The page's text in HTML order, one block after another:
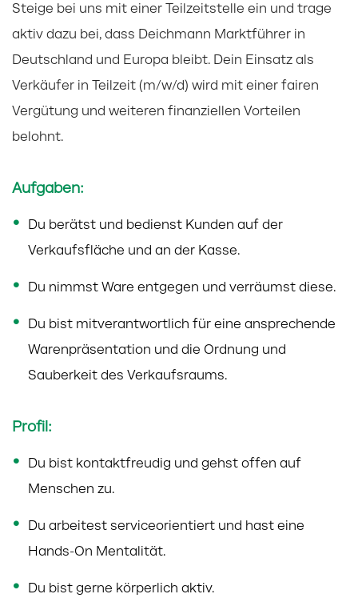
Steige bei uns mit einer Teilzeitstelle ein und trage
aktiv dazu bei, dass Deichmann Marktführer in
Deutschland und Europa bleibt. Dein Einsatz als
Verkäufer in Teilzeit (m/w/d) wird mit einer fairen
Vergütung und weiteren finanziellen Vorteilen
belohnt.
Aufgaben:
Du berätst und bedienst Kunden auf der
Verkaufsfläche und an der Kasse.
Du nimmst Ware entgegen und verräumst diese.
Du bist mitverantwortlich für eine ansprechende
Warenpräsentation und die Ordnung und
Sauberkeit des Verkaufsraums.
Profil:
Du bist kontaktfreudig und gehst offen auf
Menschen zu.
Du arbeitest serviceorientiert und hast eine
Hands-On Mentalität.
Du bist gerne körperlich aktiv.